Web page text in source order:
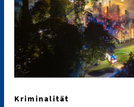
Kriminalität